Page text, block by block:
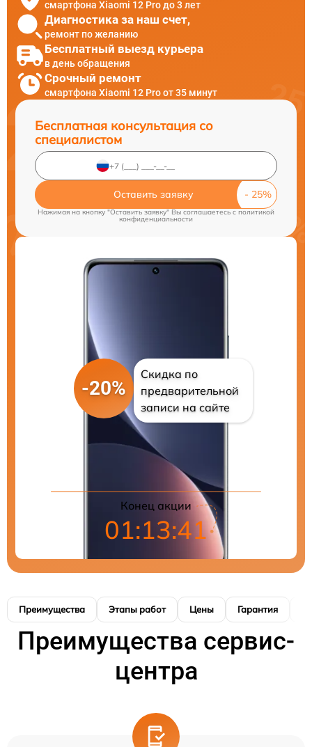
смартфона Xiaomi 12 Pro до 3 лет
Диагностика за наш счет,
ремонт по желанию
Бесплатный выезд курьера
в день обращения
Срочный ремонт
смартфона Xiaomi 12 Pro от 35 минут
Бесплатная консультация со
специалистом
Оставить заявку
Нажимая на кнопку "Оставить заявку" Вы соглашаетесь cполитикой
конфиденциальности
-20%
Скидка по
предварительной
записи на сайте
Цены на ремонт
Конец акции
01:13:40
Преимущества Этапы работ Цены Гарантия
Преимущества сервис-
центра